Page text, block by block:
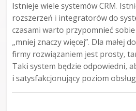
Istnieje wiele systemów CRM.
rozszerzeń i integratorów do
czasami warto przypomnieć
„mniej znaczy więcej”. Dla małej
firmy rozwiązaniem jest prosty,
Taki system będzie odpowiedni,
i satysfakcjonujący poziom